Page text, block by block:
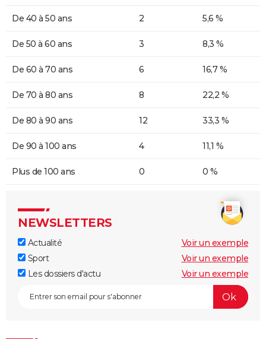
De 40 à 50 ans 2 5,6 %
De 50 à 60 ans 3 8,3 %
De 60 à 70 ans 6 16,7 %
De 70 à 80 ans 8 22,2 %
De 80 à 90 ans 12 33,3 %
De 90 à 100 ans 4 11,1 %
Plus de 100 ans 0 0 %
NEWSLETTERS
Actualité
Voir un exemple
Sport
Voir un exemple
Les dossiers d'actu
Voir un exemple